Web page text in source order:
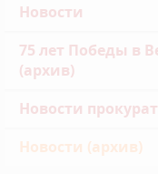
Новости
75 лет Победы в
(архив)
Новости
Новости (архив)